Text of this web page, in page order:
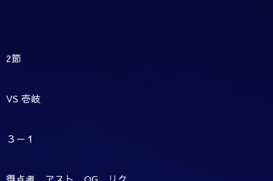
2節
VS 壱岐
３－１